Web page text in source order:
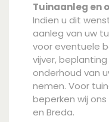
Tuinaanleg en
Indien u dit
aanleg van uw
voor eventuele
vijver,
onderhoud van
nemen. Voor
beperken wij
en Breda.